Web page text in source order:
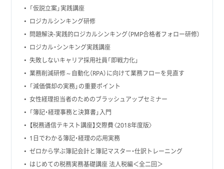
「仮説立案」実践講座
ロジカルシンキング研修
問題解決-実践的ロジカルシンキング（PMP合格者フォロー研修）
ロジカル・シンキング実践講座
失敗しないキャリア採用社員「即戦力化」
業務削減研修～自動化（RPA）に向けて業務フローを見直す
「減価償却の実務」の重要ポイント
女性経理担当者のためのブラッシュアップセミナー
「簿記・経理事務と決算書」入門
【税務通信テキスト講座】交際費〈2018年度版〉
1日でわかる簿記・経理の応用実務
ゼロから学ぶ簿記会計と簿記マスター・仕訳トレーニング
はじめての税務実務基礎講座 法人税編＜全二回＞